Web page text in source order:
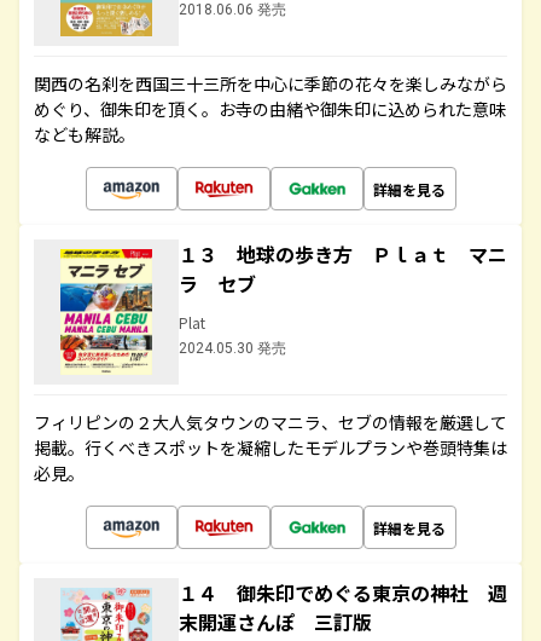
2018.06.06 発売
関西の名刹を西国三十三所を中心に季節の花々を楽しみながら
めぐり、御朱印を頂く。お寺の由緒や御朱印に込められた意味
なども解説。
詳細を見る
１３ 地球の歩き方 Ｐｌａｔ マニ
ラ セブ
Plat
2024.05.30 発売
フィリピンの２大人気タウンのマニラ、セブの情報を厳選して
掲載。行くべきスポットを凝縮したモデルプランや巻頭特集は
必見。
詳細を見る
１４ 御朱印でめぐる東京の神社 週
末開運さんぽ 三訂版